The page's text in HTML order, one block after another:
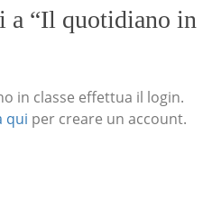
a “Il quotidiano in
in classe effettua il login.
qui per creare un account.